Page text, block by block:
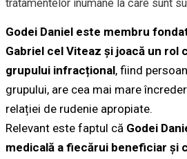
tratamentelor inumane la care sunt
Godei Daniel este membru
Gabriel cel Viteaz și joacă un rol
grupului infracțional, fiind
grupului, are cea mai mare
relației de rudenie apropiate.
Relevant este faptul că Godei
medicală a fiecărui beneficiar și